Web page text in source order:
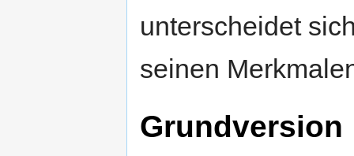
unterscheidet
seinen
Grundversion